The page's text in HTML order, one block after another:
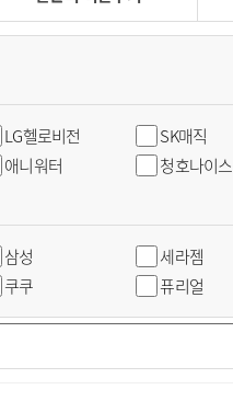
LG헬로비전 SK매직
애니워터 청호나이스
삼성 세라젬
쿠쿠 퓨리얼